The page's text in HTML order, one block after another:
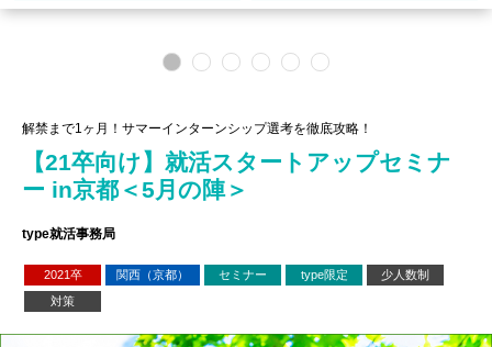
解禁まで1ヶ月！サマーインターンシップ選考を徹底攻略！
【21卒向け】就活スタートアップセミナ
ー in京都＜5月の陣＞
type就活事務局
2021卒 関西（京都） セミナー type限定
少人数制
対策